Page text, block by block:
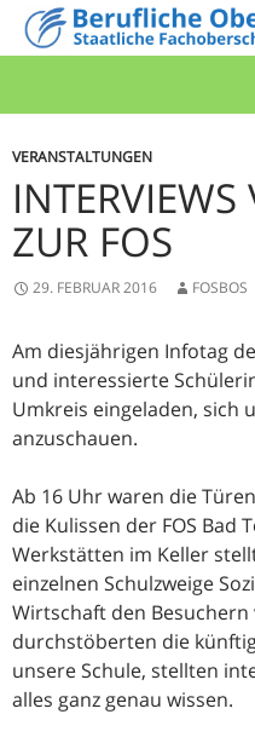
Zum
Inhalt
VERANSTALTUNGEN
ZUR FOS
29. FEBRUAR 2016 FOSBOS
Am diesjährigen Infotag
und interessierte
Umkreis eingeladen, sich
anzuschauen.
Ab 16 Uhr waren die
die Kulissen der FOS Bad
Werkstätten im Keller
einzelnen Schulzweige
Wirtschaft den
durchstöberten die
unsere Schule, stellten
alles ganz genau wissen.